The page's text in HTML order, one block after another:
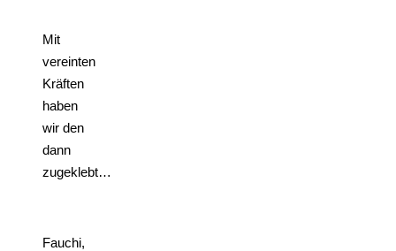
Mit
vereinten
Kräften
haben
wir den
dann
zugeklebt…
Fauchi,